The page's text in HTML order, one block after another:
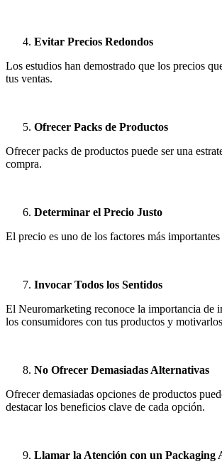
Evitar Precios Redondos
Los estudios han demostrado que los precios
tus ventas.
Ofrecer Packs de Productos
Ofrecer packs de productos puede ser una
compra.
Determinar el Precio Justo
El precio es uno de los factores más
Invocar Todos los Sentidos
El Neuromarketing reconoce la importancia de
los consumidores con tus productos y
No Ofrecer Demasiadas Alternativas
Ofrecer demasiadas opciones de productos
destacar los beneficios clave de cada opción.
Llamar la Atención con un Packaging